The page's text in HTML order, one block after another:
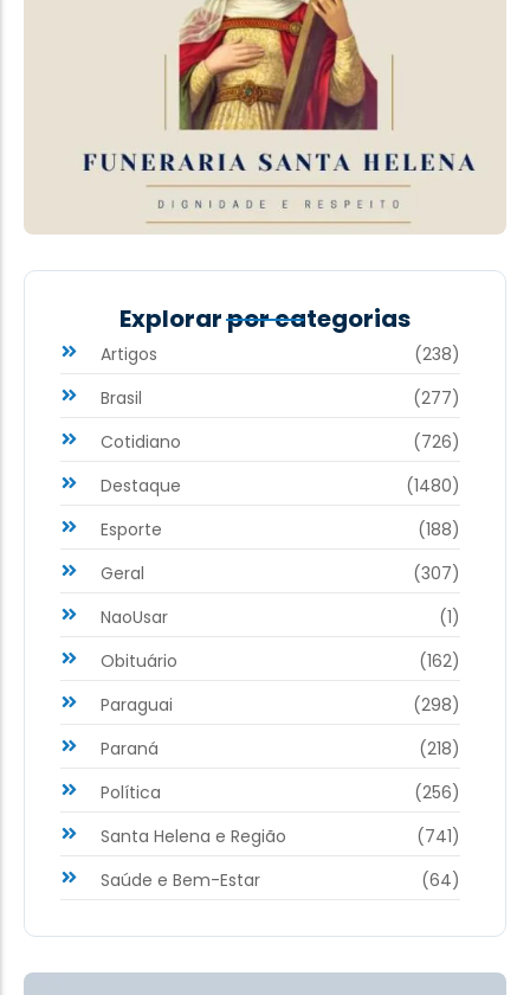
Explorar por categorias
Artigos
(238)
Brasil
(277)
Cotidiano
(726)
Destaque
(1480)
Esporte
(188)
Geral
(307)
NaoUsar
(1)
Obituário
(162)
Paraguai
(298)
Paraná
(218)
Política
(256)
Santa Helena e Região
(741)
Saúde e Bem-Estar
(64)